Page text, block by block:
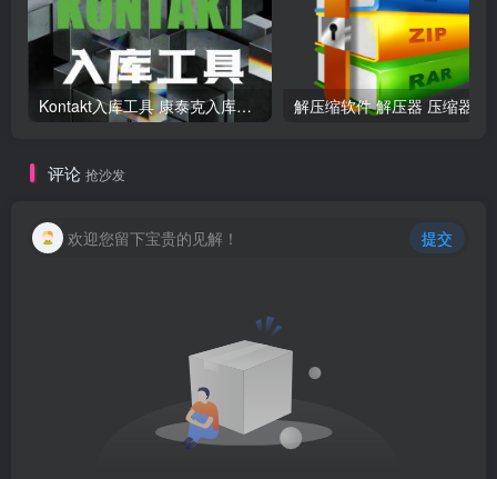
Kontakt入库工具 康泰克入库教程
评论 抢沙发
欢迎您留下宝贵的见解！ 提交